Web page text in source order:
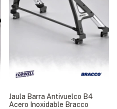
Jaula Barra Antivuelco B4
Acero Inoxidable Bracco